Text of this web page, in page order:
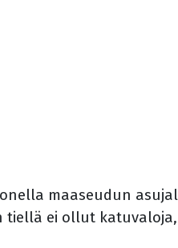
maaseudun
ei ollut